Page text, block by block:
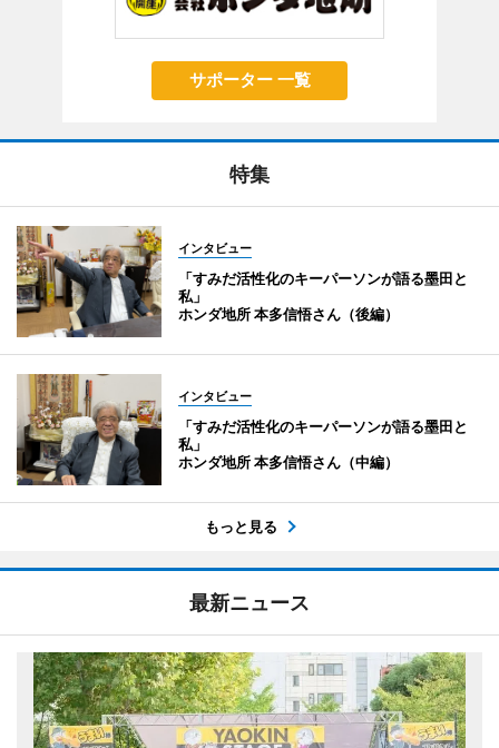
サポーター 一覧
特集
インタビュー
「すみだ活性化のキーパーソンが語る墨田と
私」
ホンダ地所 本多信悟さん（後編）
インタビュー
「すみだ活性化のキーパーソンが語る墨田と
私」
ホンダ地所 本多信悟さん（中編）
もっと見る
最新ニュース